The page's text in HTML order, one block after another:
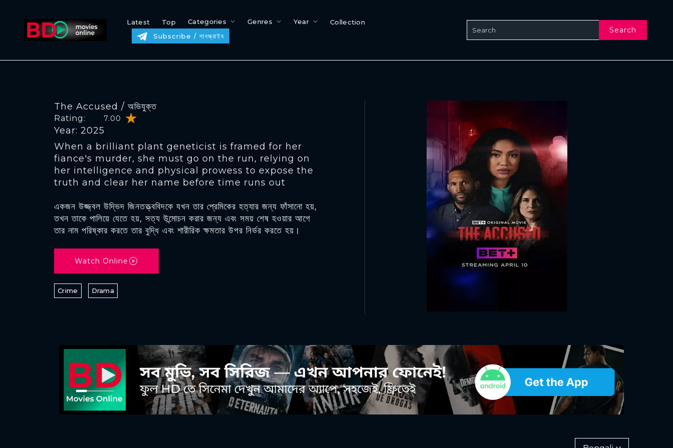
Latest Top Categories Genres Year
Collection
Subscribe / সাবস্ক্রাইব
Search
The Accused / অভিযুক্ত
Rating: 7.00
Year: 2025
When a brilliant plant geneticist is framed for her
fiance's murder, she must go on the run, relying on
her intelligence and physical prowess to expose the
truth and clear her name before time runs out
একজন উজ্জ্বল উদ্ভিদ জিনতত্ত্ববিদকে যখন তার প্রেমিকের হত্যার জন্য ফাঁসানো হয়,
তখন তাকে পালিয়ে যেতে হয়, সত্য উন্মোচন করার জন্য এবং সময় শেষ হওয়ার আগে
তার নাম পরিষ্কার করতে তার বুদ্ধি এবং শারীরিক ক্ষমতার উপর নির্ভর করতে হয়।
Watch Online
Crime Drama